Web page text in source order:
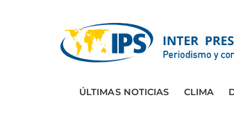
ÚLTIMAS NOTICIAS CLIMA